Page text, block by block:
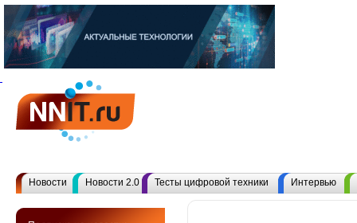
Новости Новости 2.0 Тесты цифровой техники Интервью